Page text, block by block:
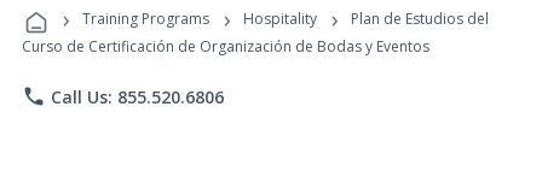
Programs
› Training Programs › Hospitality ›
Plan de Estudios del
Curso de Certificación de Organización de Bodas y Eventos
phone Call Us: 855.520.6806